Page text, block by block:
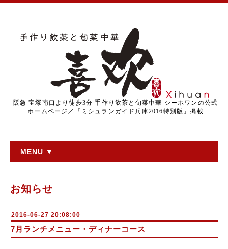
阪急 宝塚南口より徒歩3分 手作り飲茶と旬菜中華 シーホワンの公式
ホームページ／「ミシュランガイド兵庫2016特別版」掲載
MENU ▼
お知らせ
2016-06-27 20:08:00
7月ランチメニュー・ディナーコース